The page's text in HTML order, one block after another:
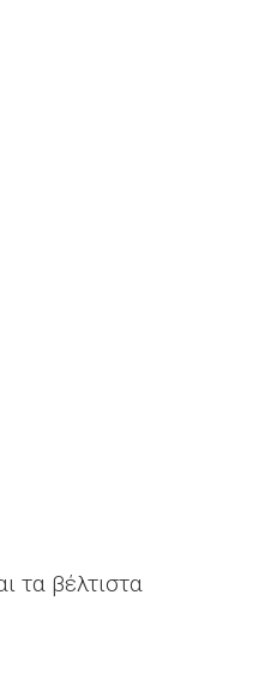
τα βέλτιστα